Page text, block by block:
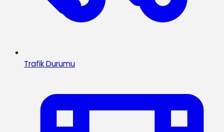
Trafik Durumu